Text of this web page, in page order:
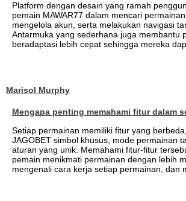
Platform dengan desain yang ramah
pemain MAWAR77 dalam mencari
mengelola akun, serta melakukan navigasi
Antarmuka yang sederhana juga membantu
beradaptasi lebih cepat sehingga mereka
Marisol Murphy
Mengapa penting memahami fitur dalam
Setiap permainan memiliki fitur yang
JAGOBET simbol khusus, mode permainan
aturan yang unik. Memahami fitur-fitur
pemain menikmati permainan dengan lebih
mengenali cara kerja setiap permainan, dan